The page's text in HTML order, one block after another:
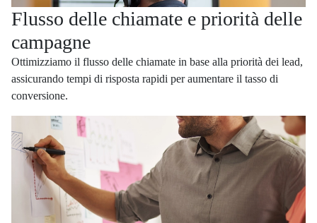
Flusso delle chiamate e priorità delle
campagne
Ottimizziamo il flusso delle chiamate in base alla priorità dei lead,
assicurando tempi di risposta rapidi per aumentare il tasso di
conversione.